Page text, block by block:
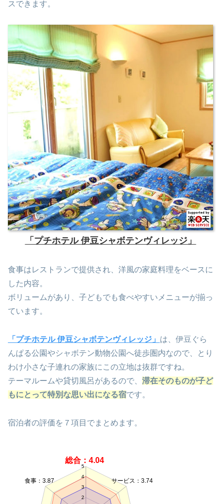
スできます。
「プチホテル 伊豆シャボテンヴィレッジ」
食事はレストランで提供され、洋風の家庭料理をベースに
した内容。
ボリュームがあり、子どもでも食べやすいメニューが揃っ
ています。
「プチホテル 伊豆シャボテンヴィレッジ」 は、伊豆ぐら
んぱる公園やシャボテン動物公園へ徒歩圏内なので、とり
わけ小さな子連れの家族にこの立地は抜群ですね。
テーマルームや貸切風呂があるので、 滞在そのものが子ど
もにとって特別な思い出になる宿です。
宿泊者の評価を７項目でまとめます。
2
3
4
5
総合：4.04
サービス：3.74
食事：3.87